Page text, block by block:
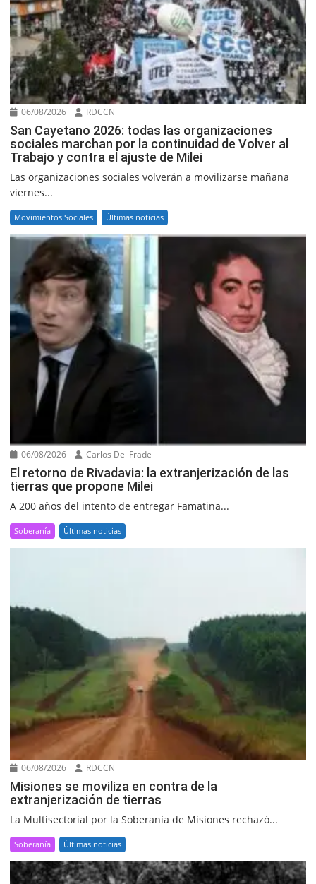
06/08/2026 RDCCN
San Cayetano 2026: todas las organizaciones
sociales marchan por la continuidad de Volver al
Trabajo y contra el ajuste de Milei
Las organizaciones sociales volverán a movilizarse mañana
viernes...
Movimientos Sociales Últimas noticias
06/08/2026 Carlos Del Frade
El retorno de Rivadavia: la extranjerización de las
tierras que propone Milei
A 200 años del intento de entregar Famatina...
Soberanía Últimas noticias
06/08/2026 RDCCN
Misiones se moviliza en contra de la
extranjerización de tierras
La Multisectorial por la Soberanía de Misiones rechazó...
Soberanía Últimas noticias